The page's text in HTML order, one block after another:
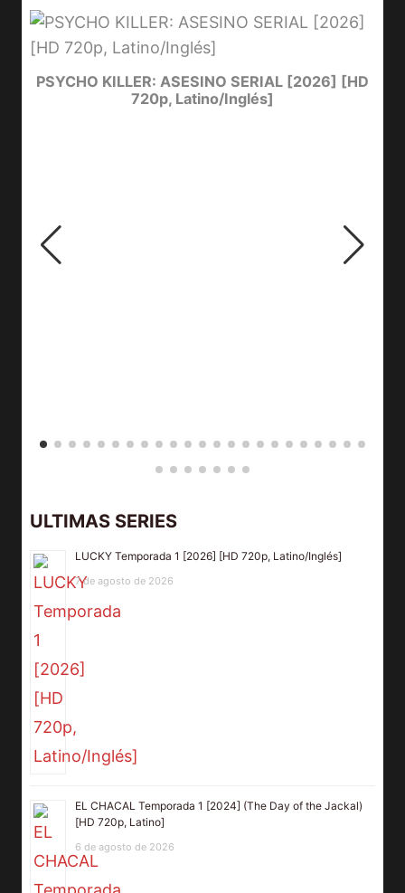
PSYCHO KILLER: ASESINO SERIAL [2026] [HD
720p, Latino/Inglés]
ULTIMAS SERIES
LUCKY Temporada 1 [2026] [HD 720p, Latino/Inglés]
7 de agosto de 2026
EL CHACAL Temporada 1 [2024] (The Day of the Jackal)
[HD 720p, Latino]
6 de agosto de 2026